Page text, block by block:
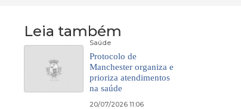
Leia também
Saúde
Protocolo de
Manchester organiza e
prioriza atendimentos
na saúde
20/07/2026 11:06